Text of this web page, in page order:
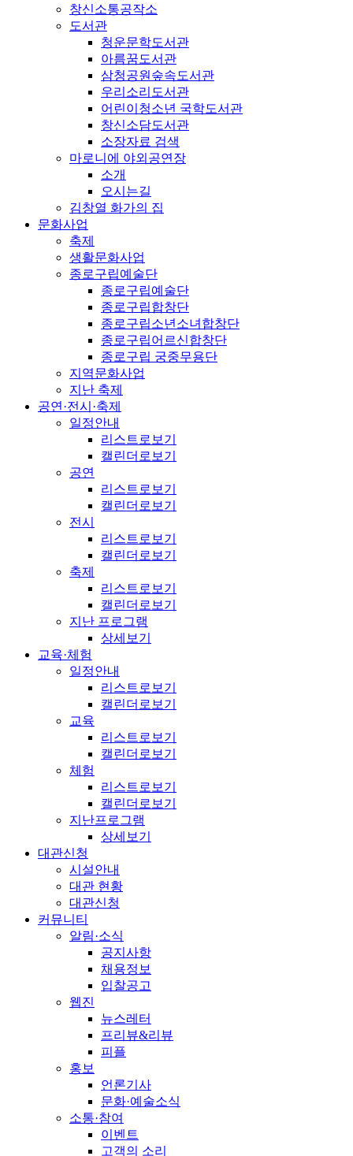
창신소통공작소
도서관
청운문학도서관
아름꿈도서관
삼청공원숲속도서관
우리소리도서관
어린이청소년 국학도서관
창신소담도서관
소장자료 검색
마로니에 야외공연장
소개
오시는길
김창열 화가의 집
문화사업
축제
생활문화사업
종로구립예술단
종로구립예술단
종로구립합창단
종로구립소년소녀합창단
종로구립어르신합창단
종로구립 궁중무용단
지역문화사업
지난 축제
공연·전시·축제
일정안내
리스트로보기
캘린더로보기
공연
리스트로보기
캘린더로보기
전시
리스트로보기
캘린더로보기
축제
리스트로보기
캘린더로보기
지난 프로그램
상세보기
교육·체험
일정안내
리스트로보기
캘린더로보기
교육
리스트로보기
캘린더로보기
체험
리스트로보기
캘린더로보기
지난프로그램
상세보기
대관신청
시설안내
대관 현황
대관신청
커뮤니티
알림·소식
공지사항
채용정보
입찰공고
웹진
뉴스레터
프리뷰&리뷰
피플
홍보
언론기사
문화·예술소식
소통·참여
이벤트
고객의 소리